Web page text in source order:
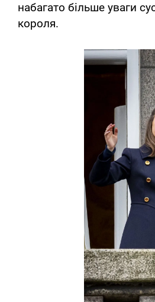
набагато більше уваги
короля.